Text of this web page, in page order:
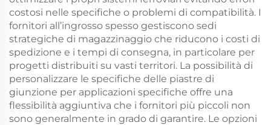
costosi nelle specifiche o problemi di compatibilità. I
fornitori all’ingrosso spesso gestiscono sedi
strategiche di magazzinaggio che riducono i costi di
spedizione e i tempi di consegna, in particolare per
progetti distribuiti su vasti territori. La possibilità di
personalizzare le specifiche delle piastre di
giunzione per applicazioni specifiche offre una
flessibilità aggiuntiva che i fornitori più piccoli non
sono generalmente in grado di garantire. Le opzioni